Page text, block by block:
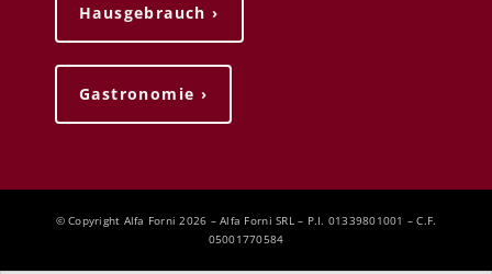
Hausgebrauch ›
Gastronomie ›
© Copyright Alfa Forni 2026 – Alfa Forni SRL – P.I. 01339801001 – C.F.
05001770584